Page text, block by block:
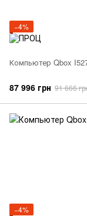
−4%
Компьютер Qbox
87 996 грн 91 666
−4%